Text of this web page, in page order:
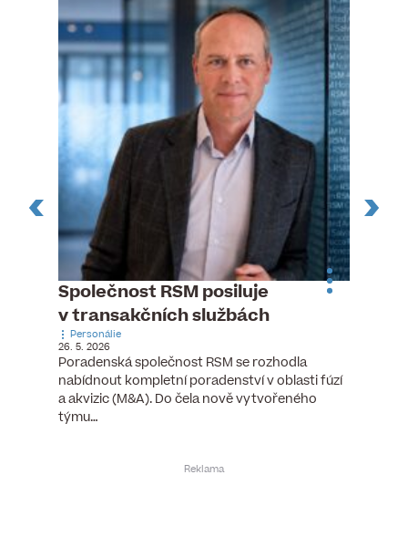
Společnost RSM posiluje
v transakčních službách
Personálie
26. 5. 2026
Poradenská společnost RSM se rozhodla
nabídnout kompletní poradenství v oblasti fúzí
a akvizic (M&A). Do čela nově vytvořeného
týmu…